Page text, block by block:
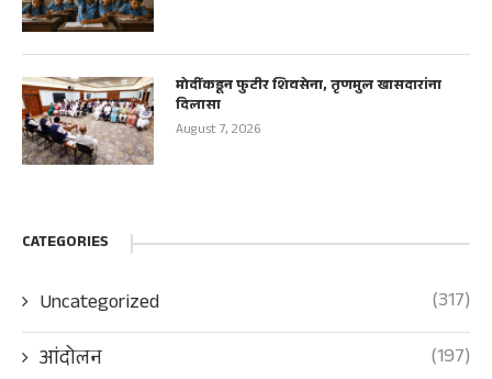
मोदींकडून फुटीर शिवसेना, तृणमुल खासदारांना
दिलासा
August 7, 2026
CATEGORIES
Uncategorized
(317)
आंदोलन
(197)